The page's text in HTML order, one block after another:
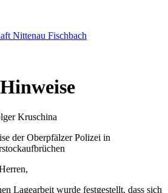
Nittenau Fischbach
Kruschina
der Oberpfälzer Polizei in
Lagearbeit wurde festgestellt, dass sich